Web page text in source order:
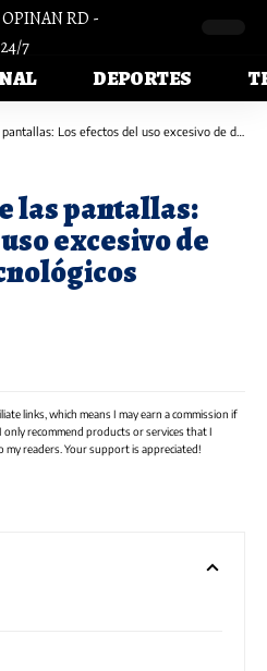
DEPORTES
Los efectos del uso excesivo de dispositivos tecnológicos
las pantallas:
excesivo de
links, which means I may earn a commission if
only recommend products or services that I
my readers. Your support is appreciated!